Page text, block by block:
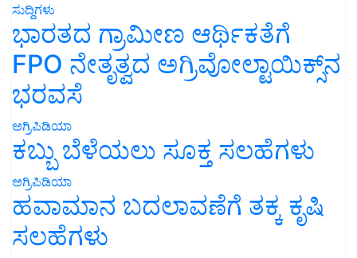
ಸುದ್ದಿಗಳು
ಭಾರತದ ಗ್ರಾಮೀಣ ಆರ್ಥಿಕತೆಗೆ
FPO ನೇತೃತ್ವದ ಅಗ್ರಿವೋಲ್ಟಾಯಿಕ್ಸ್‌ನ
ಭರವಸೆ
ಅಗ್ರಿಪಿಡಿಯಾ
ಕಬ್ಬು ಬೆಳೆಯಲು ಸೂಕ್ತ ಸಲಹೆಗಳು
ಅಗ್ರಿಪಿಡಿಯಾ
ಹವಾಮಾನ ಬದಲಾವಣೆಗೆ ತಕ್ಕ ಕೃಷಿ
ಸಲಹೆಗಳು